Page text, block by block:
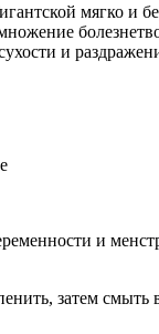
мягко
и
и
затем смыть